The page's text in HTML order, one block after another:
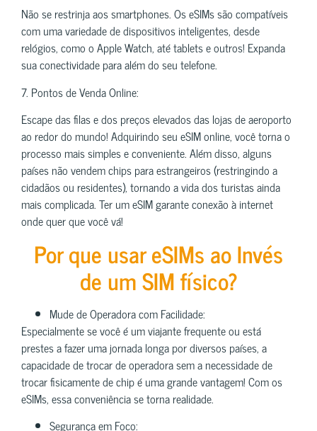
Não se restrinja aos smartphones. Os eSIMs são compatíveis
com uma variedade de dispositivos inteligentes, desde
relógios, como o Apple Watch, até tablets e outros! Expanda
sua conectividade para além do seu telefone.
7. Pontos de Venda Online:
Escape das filas e dos preços elevados das lojas de aeroporto
ao redor do mundo! Adquirindo seu eSIM online, você torna o
processo mais simples e conveniente. Além disso, alguns
países não vendem chips para estrangeiros (restringindo a
cidadãos ou residentes), tornando a vida dos turistas ainda
mais complicada. Ter um eSIM garante conexão à internet
onde quer que você vá!
Por que usar eSIMs ao Invés
de um SIM físico?
Mude de Operadora com Facilidade:
Especialmente se você é um viajante frequente ou está
prestes a fazer uma jornada longa por diversos países, a
capacidade de trocar de operadora sem a necessidade de
trocar fisicamente de chip é uma grande vantagem! Com os
eSIMs, essa conveniência se torna realidade.
Segurança em Foco: